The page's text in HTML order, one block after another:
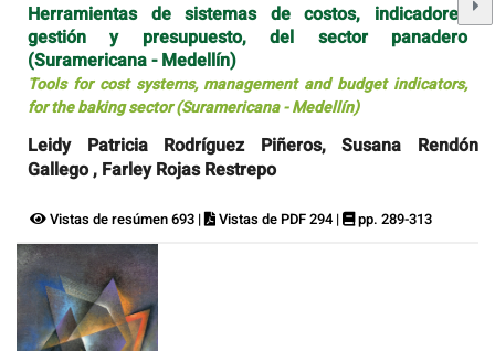
Herramientas de sistemas de costos, indicadores
gestión y presupuesto, del sector panadero
(Suramericana - Medellín)
Tools for cost systems, management and budget indicators,
for the baking sector (Suramericana - Medellín)
Leidy Patricia Rodríguez Piñeros, Susana Rendón
Gallego , Farley Rojas Restrepo
Vistas de resúmen 693 | Vistas de PDF 294 | pp. 289-313